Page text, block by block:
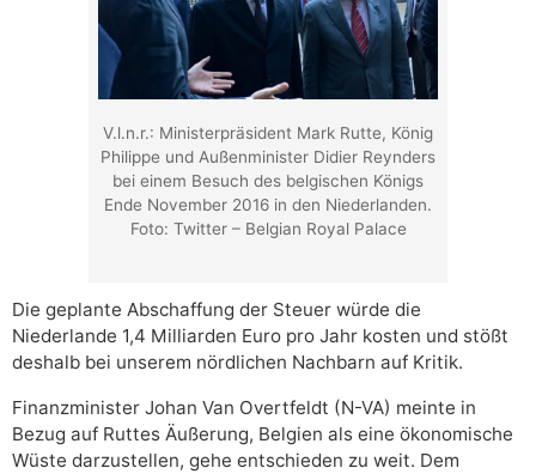
V.l.n.r.: Ministerpräsident Mark Rutte, König
Philippe und Außenminister Didier Reynders
bei einem Besuch des belgischen Königs
Ende November 2016 in den Niederlanden.
Foto: Twitter – Belgian Royal Palace
Die geplante Abschaffung der Steuer würde die
Niederlande 1,4 Milliarden Euro pro Jahr kosten und stößt
deshalb bei unserem nördlichen Nachbarn auf Kritik.
Finanzminister Johan Van Overtfeldt (N-VA) meinte in
Bezug auf Ruttes Äußerung, Belgien als eine ökonomische
Wüste darzustellen, gehe entschieden zu weit. Dem